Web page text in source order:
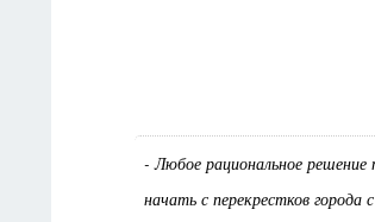
- Любое рациональное
начать с перекрестков